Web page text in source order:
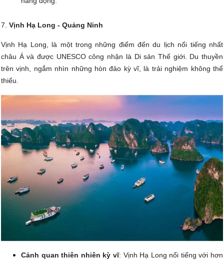
7. Vịnh Hạ Long - Quảng Ninh
Vịnh Hạ Long, là một trong những điểm đến du lịch nổi tiếng nhất
châu Á và được UNESCO công nhận là Di sản Thế giới. Du thuyền
trên vịnh, ngắm nhìn những hòn đảo kỳ vĩ, là trải nghiệm không thể
thiếu.
Cảnh quan thiên nhiên kỳ vĩ: Vịnh Hạ Long nổi tiếng với hơn